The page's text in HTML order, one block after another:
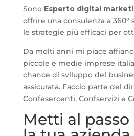
Sono Esperto digital
offrire una consulenza a 360°
le strategie più efficaci per
Da molti anni mi piace
piccole e medie imprese
chance di sviluppo del
assicurata. Faccio parte del
Confesercenti, Confservizi e
Metti al